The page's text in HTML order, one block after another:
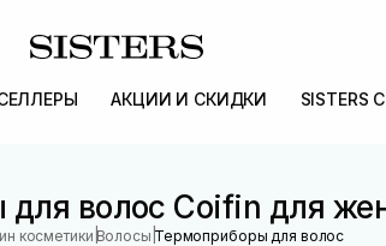
АКЦИИ И СКИДКИ SISTERS
для волос Coifin для
косметики |Волосы |Термоприборы для волос